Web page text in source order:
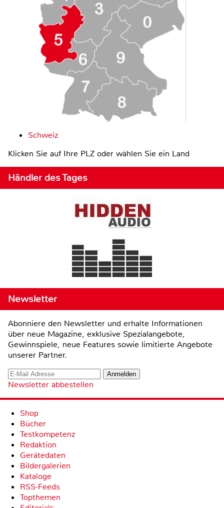
Schweiz
Klicken Sie auf Ihre PLZ oder wählen Sie ein Land
Händler des Tages
Newsletter
Abonniere den Newsletter und erhalte Informationen
über neue Magazine, exklusive Spezialangebote,
Gewinnspiele, neue Features sowie limitierte Angebote
unserer Partner.
Newsletter abbestellen
Shop
Bücher
Testkompetenz
Redaktion
Gerätedaten
Bildergalerien
Kataloge
RSS-Feeds
Topthemen